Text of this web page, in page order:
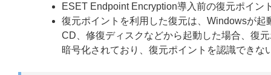
ESET Endpoint Encryption導入前の復元ポイ
復元ポイントを利用した復元は、Windowsが
CD、修復ディスクなどから起動した場合、復
暗号化されており、復元ポイントを認識できな